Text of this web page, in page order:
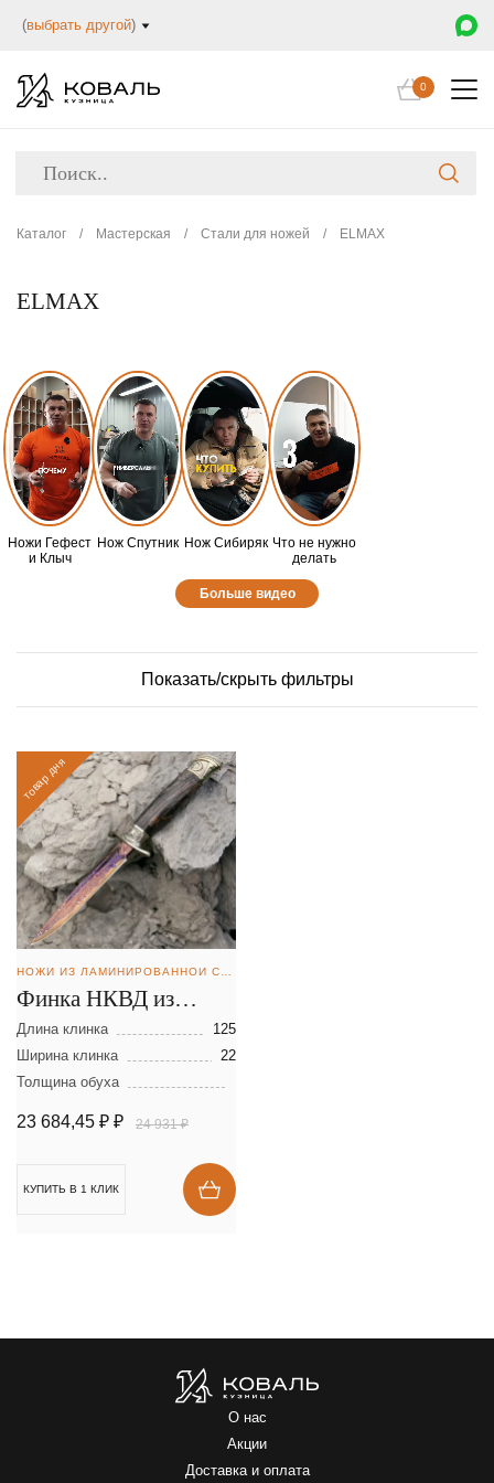
(выбрать другой)
0
Каталог / Мастерская / Стали для ножей / ELMAX
ELMAX
Ножи Гефест
и Клыч
Нож Спутник Нож Сибиряк Что не нужно
делать
Больше видео
Показать/скрыть фильтры
товар дня
НОЖИ ИЗ ЛАМИНИРОВАННОЙ СТАЛИ
Финка НКВД из
ламинированной
стали
Длина клинка
125
Ширина клинка
22
Толщина обуха
23 684,45 ₽ ₽ 24 931 ₽
КУПИТЬ В 1 КЛИК
О нас
Акции
Доставка и оплата